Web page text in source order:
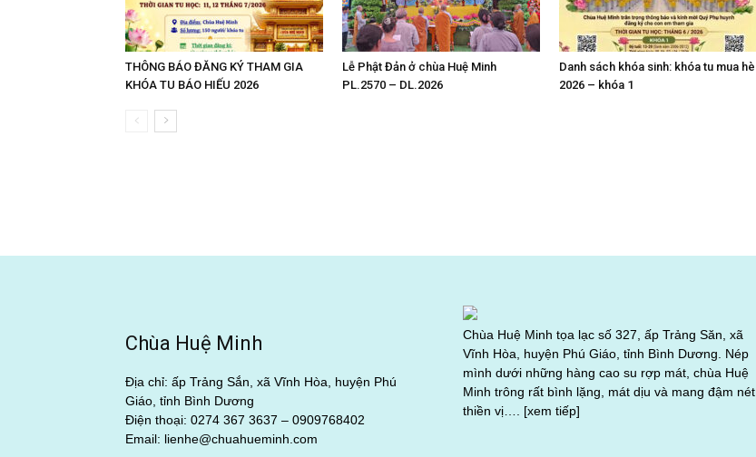
THÔNG BÁO ĐĂNG KÝ THAM GIA
KHÓA TU BÁO HIẾU 2026
Lễ Phật Đản ở chùa Huệ Minh
PL.2570 – DL.2026
Danh sách khóa sinh: khóa tu mua hè
2026 – khóa 1
Chùa Huệ Minh
Địa chỉ: ấp Trảng Sắn, xã Vĩnh Hòa, huyện Phú
Giáo, tỉnh Bình Dương
Điện thoại: 0274 367 3637 – 0909768402
Email: lienhe@chuahueminh.com
Chùa Huệ Minh tọa lạc số 327, ấp Trảng Săn, xã
Vĩnh Hòa, huyện Phú Giáo, tỉnh Bình Dương. Nép
mình dưới những hàng cao su rợp mát, chùa Huệ
Minh trông rất bình lặng, mát dịu và mang đậm nét
thiền vị…. [xem tiếp]